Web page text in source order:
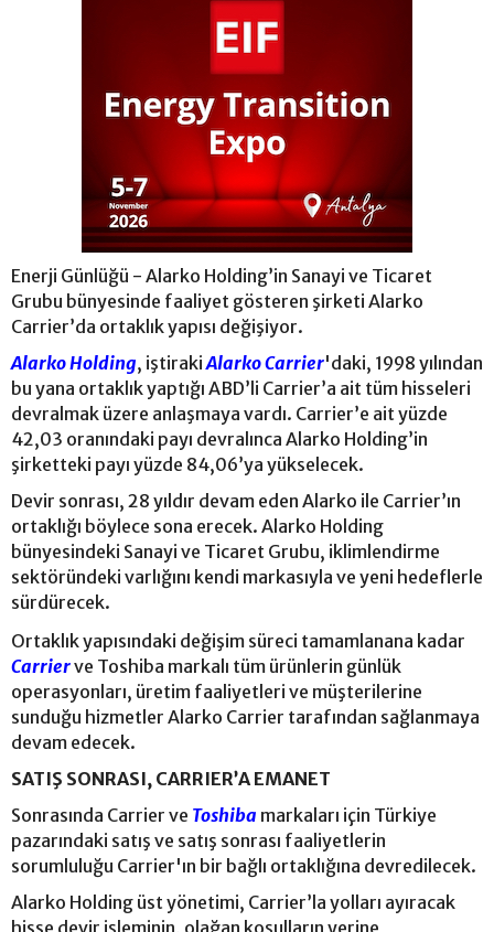
Enerji Günlüğü - Alarko Holding’in Sanayi ve Ticaret
Grubu bünyesinde faaliyet gösteren şirketi Alarko
Carrier’da ortaklık yapısı değişiyor.
Alarko Holding, iştirakiAlarko Carrier'daki, 1998 yılından
bu yana ortaklık yaptığı ABD’li Carrier’a ait tüm hisseleri
devralmak üzere anlaşmaya vardı. Carrier’e ait yüzde
42,03 oranındaki payı devralınca Alarko Holding’in
şirketteki payı yüzde 84,06’ya yükselecek.
Devir sonrası, 28 yıldır devam eden Alarko ile Carrier’ın
ortaklığı böylece sona erecek. Alarko Holding
bünyesindeki Sanayi ve Ticaret Grubu, iklimlendirme
sektöründeki varlığını kendi markasıyla ve yeni hedeflerle
sürdürecek.
Ortaklık yapısındaki değişim süreci tamamlanana kadar
Carrierve Toshiba markalı tüm ürünlerin günlük
operasyonları, üretim faaliyetleri ve müşterilerine
sunduğu hizmetler Alarko Carrier tarafından sağlanmaya
devam edecek.
SATIŞ SONRASI, CARRIER’A EMANET
Sonrasında Carrier ve Toshiba markaları için Türkiye
pazarındaki satış ve satış sonrası faaliyetlerin
sorumluluğu Carrier'ın bir bağlı ortaklığına devredilecek.
Alarko Holding üst yönetimi, Carrier’la yolları ayıracak